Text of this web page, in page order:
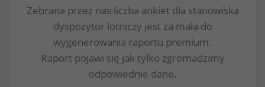
Zebrana przez nas liczba ankiet dla stanowiska
dyspozytor lotniczy jest za mała do
wygenerowania raportu premium.
Raport pojawi się jak tylko zgromadzimy
odpowiednie dane.